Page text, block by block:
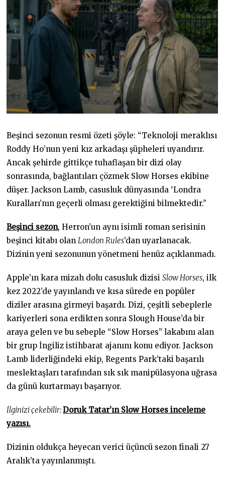
Beşinci sezonun resmi özeti şöyle: “Teknoloji meraklısı
Roddy Ho’nun yeni kız arkadaşı şüpheleri uyandırır.
Ancak şehirde gittikçe tuhaflaşan bir dizi olay
sonrasında, bağlantıları çözmek Slow Horses ekibine
düşer. Jackson Lamb, casusluk dünyasında ‘Londra
Kuralları’nın geçerli olması gerektiğini bilmektedir.”
Beşinci sezon, Herron’un aynı isimli roman serisinin
beşinci kitabı olanLondon Rules’dan uyarlanacak.
Dizinin yeni sezonunun yönetmeni henüz açıklanmadı.
Apple’ın kara mizah dolu casusluk dizisiSlow Horses, ilk
kez 2022’de yayınlandı ve kısa sürede en popüler
diziler arasına girmeyi başardı. Dizi, çeşitli sebeplerle
kariyerleri sona erdikten sonra Slough House’da bir
araya gelen ve bu sebeple “Slow Horses” lakabını alan
bir grup İngiliz istihbarat ajanını konu ediyor. Jackson
Lamb liderliğindeki ekip, Regents Park’taki başarılı
meslektaşları tarafından sık sık manipülasyona uğrasa
da günü kurtarmayı başarıyor.
İlginizi çekebilir:Doruk Tatar’ın Slow Horses inceleme
yazısı.
Dizinin oldukça heyecan verici üçüncü sezon finali 27
Aralık’ta yayınlanmıştı.